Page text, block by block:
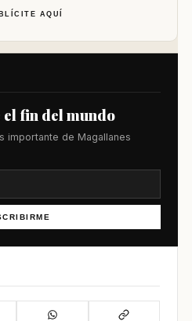
AQUÍ
fin del mundo
importante de Magallanes